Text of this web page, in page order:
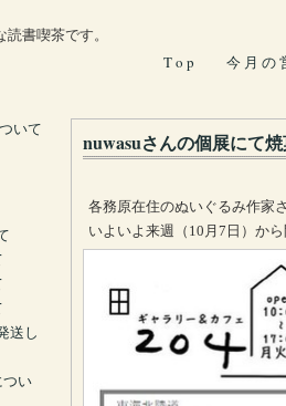
書喫茶です。
T o p
今 月 の
nuwasuさんの個展にて
各務原在住のぬいぐるみ作家
いよいよ来週（10月7日）から
いて
送し
い